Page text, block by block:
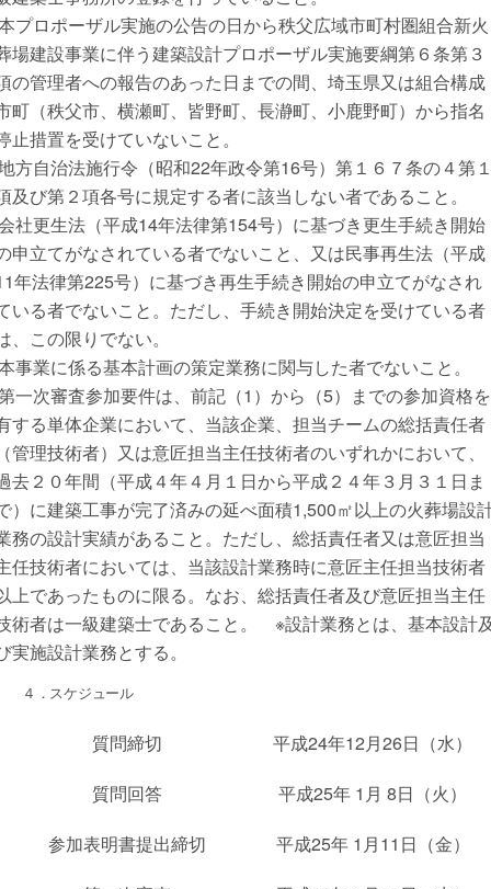
プロポーザル実施の公告の日から秩父広域市町村圏組合新火
場建設事業に伴う建築設計プロポーザル実施要綱第６条第３
の管理者への報告のあった日までの間、埼玉県又は組合構成
町（秩父市、横瀬町、皆野町、長瀞町、小鹿野町）から指名
止措置を受けていないこと。
方自治法施行令（昭和22年政令第16号）第１６７条の４第
及び第２項各号に規定する者に該当しない者であること。
社更生法（平成14年法律第154号）に基づき更生手続き開始
申立てがなされている者でないこと、又は民事再生法（平成
年法律第225号）に基づき再生手続き開始の申立てがなされ
いる者でないこと。ただし、手続き開始決定を受けている者
、この限りでない。
事業に係る基本計画の策定業務に関与した者でないこと。
一次審査参加要件は、前記（1）から（5）までの参加資格を
する単体企業において、当該企業、担当チームの総括責任者
管理技術者）又は意匠担当主任技術者のいずれかにおいて、
去２０年間（平成４年４月１日から平成２４年３月３１日ま
）に建築工事が完了済みの延べ面積1,500㎡以上の火葬場設
務の設計実績があること。ただし、総括責任者又は意匠担当
任技術者においては、当該設計業務時に意匠主任担当技術者
上であったものに限る。なお、総括責任者及び意匠担当主任
術者は一級建築士であること。 ※設計業務とは、基本設計
実施設計業務とする。
４．スケジュール
質問締切
平成24年12月26日（水）
質問回答
平成25年 1月 8日（火）
参加表明書提出締切
平成25年 1月11日（金）